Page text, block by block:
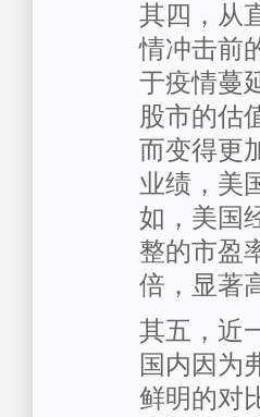
其四，从
情冲击前
于疫情蔓
股市的估
而变得更
业绩，美
如，美国
整的市盈
倍，显著
其五，近
国内因为
鲜明的对